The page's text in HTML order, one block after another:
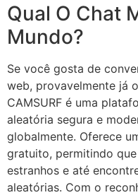
Qual O Chat
Mundo?
Se você gosta de
web, provavelmente já
CAMSURF é uma
aleatória segura e
globalmente. Oferece
gratuito, permitindo
estranhos e até
aleatórias. Com o